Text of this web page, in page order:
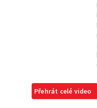
Přehrát celé video